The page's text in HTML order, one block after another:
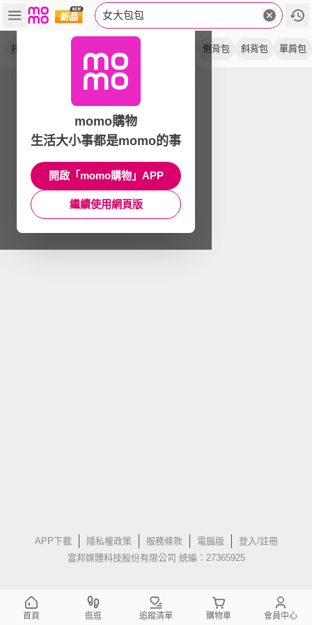
女大包包
托特包 側背包 斜背包 單肩包
APP下載 隱私權政策 服務條款 電腦版
登入/註冊
富邦媒體科技股份有限公司 統編：27365925
momo購物
生活大小事都是momo的事
開啟「momo購物」APP
繼續使用網頁版
首頁 逛逛 追蹤清單 購物車 會員中心